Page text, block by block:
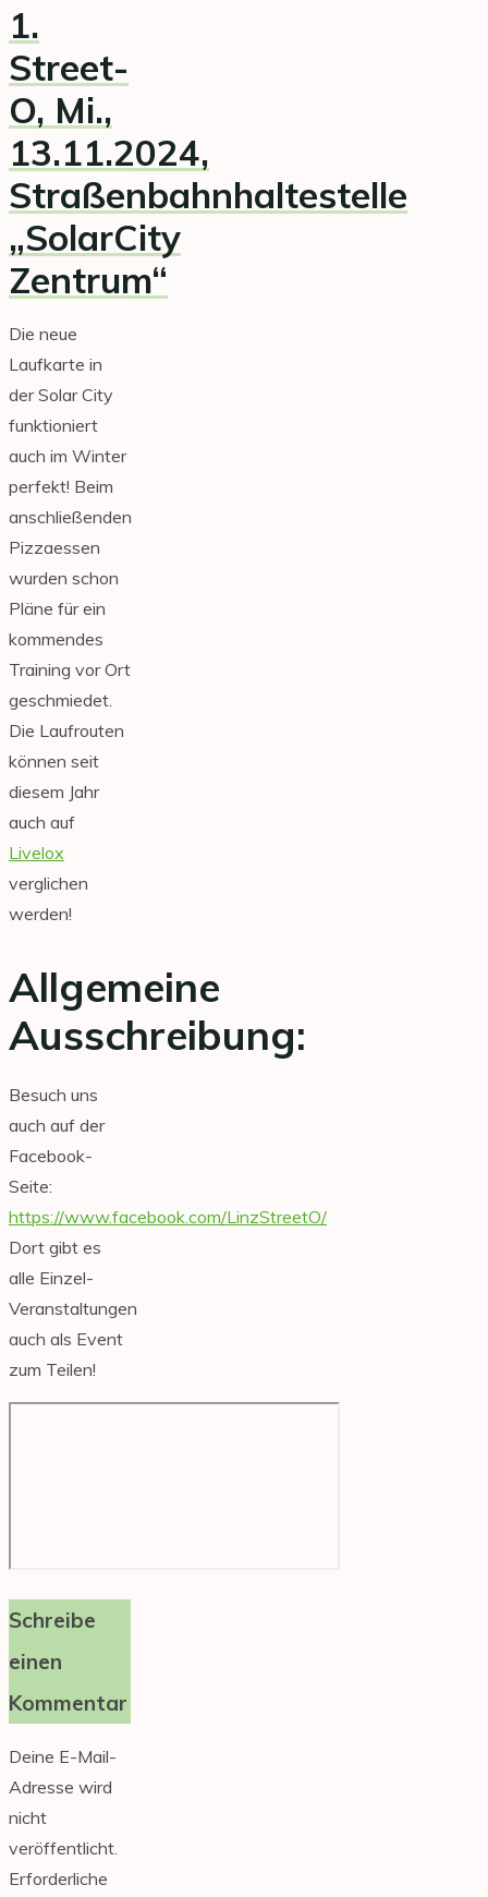
1.
Street-
O, Mi.,
13.11.2024,
Straßenbahnhaltestelle
„SolarCity
Zentrum“
Die neue
Laufkarte in
der Solar City
funktioniert
auch im Winter
perfekt! Beim
anschließenden
Pizzaessen
wurden schon
Pläne für ein
kommendes
Training vor Ort
geschmiedet.
Die Laufrouten
können seit
diesem Jahr
auch auf
Livelox
verglichen
werden!
Allgemeine
Ausschreibung:
Besuch uns
auch auf der
Facebook-
Seite:
https://www.facebook.com/LinzStreetO/
Dort gibt es
alle Einzel-
Veranstaltungen
auch als Event
zum Teilen!
Schreibe
einen
Kommentar
Deine E-Mail-
Adresse wird
nicht
veröffentlicht.
Erforderliche